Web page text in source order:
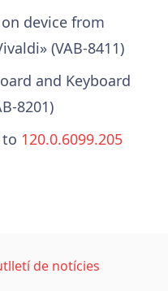
device from
(VAB-8411)
and Keyboard
8201)
120.0.6099.205
de notícies